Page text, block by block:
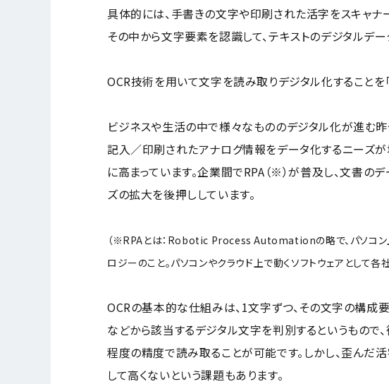
具体的には、手書きの文字や印刷された活字をスキャナ
その中から文字要素を認識して、テキストのデジタルデ
OCR技術を用いて文字を読み取りデジタル化することを
ビジネスや生活の中で様々なもののデジタル化が進む
記入／印刷されたアナログ情報をデータ化するニーズ
に高まっています。企業間でRPA（※）が普及し、文書の
ズの拡大を後押ししています。
（※RPAとは：Robotic Process Automationの略で、パソコン
ロジーのこと。パソコンやクラウド上で動くソフトウェアとして各
OCRの基本的な仕組みは、1文字ずつ、その文字の構成要
などから該当するデジタル文字を判別するというもので
程度の精度で読み取ることが可能です。しかし、歪ん
して高くないという課題もあります。